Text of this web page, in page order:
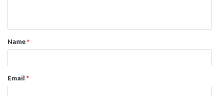
t
*Name*
Email*